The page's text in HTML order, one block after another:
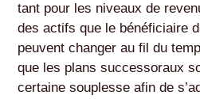
tant pour les niveaux de
des actifs que le bénéficiaire
peuvent changer au fil du
que les plans successoraux
certaine souplesse afin de